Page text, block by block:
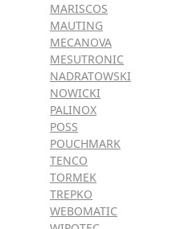
MARISCOS
MAUTING
MECANOVA
MESUTRONIC
NADRATOWSKI
NOWICKI
PALINOX
POSS
POUCHMARK
TENCO
TORMEK
TREPKO
WEBOMATIC